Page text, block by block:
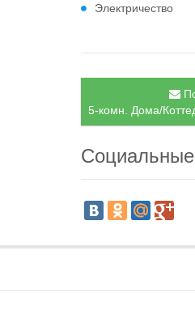
Электричество
5-комн. Дома/